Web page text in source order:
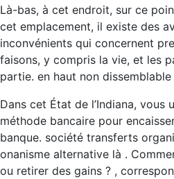
Là-bas, à cet endroit, sur ce
cet emplacement, il existe des
inconvénients qui concernent
faisons, y compris la vie, et les
partie. en haut non dissemblable
Dans cet État de l’Indiana, vous
méthode bancaire pour
banque. société transferts
onanisme alternative là .
ou retirer des gains ? ,